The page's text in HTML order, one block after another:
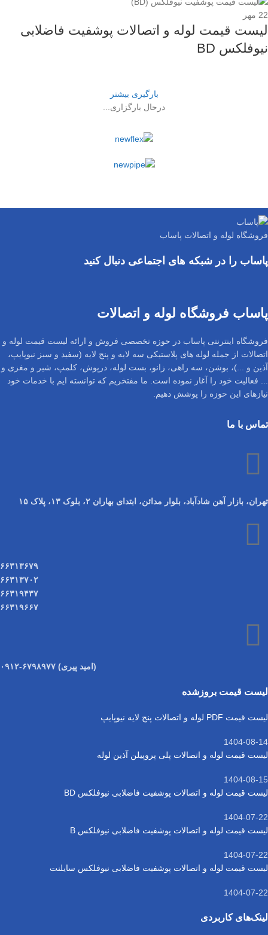
22 مهر
لیست قیمت لوله و اتصالات پوشفیت فاضلابی
نیوفلکس BD
بارگیری بیشتر
درحال بارگزاری...
فروشگاه لوله و اتصالات پاساب
پاساب را در شبکه های اجتماعی دنبال کنید
پاساب فروشگاه لوله و اتصالات
فروشگاه اینترنتی پاساب در حوزه تخصصی فروش و ارائه لیست قیمت لوله و
اتصالات از جمله لوله های پلاستیکی سه لایه و پنج لایه (سفید و سبز نیوپایپ،
آذین و ...)، بوشن، سه راهی، زانو، بست لوله، درپوش، کلمپ، شیر و مغزی و
... فعالیت خود را آغاز نموده است. ما مفتخریم که توانسته ایم با خدمات خود
نیازهای این حوزه را پوشش دهیم.
تماس با ما
تهران، بازار آهن شادآباد، بلوار مدائن، ابتدای بهاران ۲، بلوک ۱۳، پلاک ۱۵
۶۶۳۱۳۶۷۹
۶۶۳۱۳۷۰۲
۶۶۳۱۹۴۳۷
۶۶۳۱۹۶۶۷
(امید پیری) ۶۷۹۸۹۷۷-۰۹۱۲
لیست قیمت بروزشده
لیست قیمت PDF لوله و اتصالات پنج لایه نیوپایپ
1404-08-14
لیست قیمت لوله و اتصالات پلی پروپیلن آذین لوله
1404-08-15
لیست قیمت لوله و اتصالات پوشفیت فاضلابی نیوفلکس BD
1404-07-22
لیست قیمت لوله و اتصالات پوشفیت فاضلابی نیوفلکس B
1404-07-22
لیست قیمت لوله و اتصالات پوشفیت فاضلابی نیوفلکس سایلنت
1404-07-22
لینک‌های کاربردی